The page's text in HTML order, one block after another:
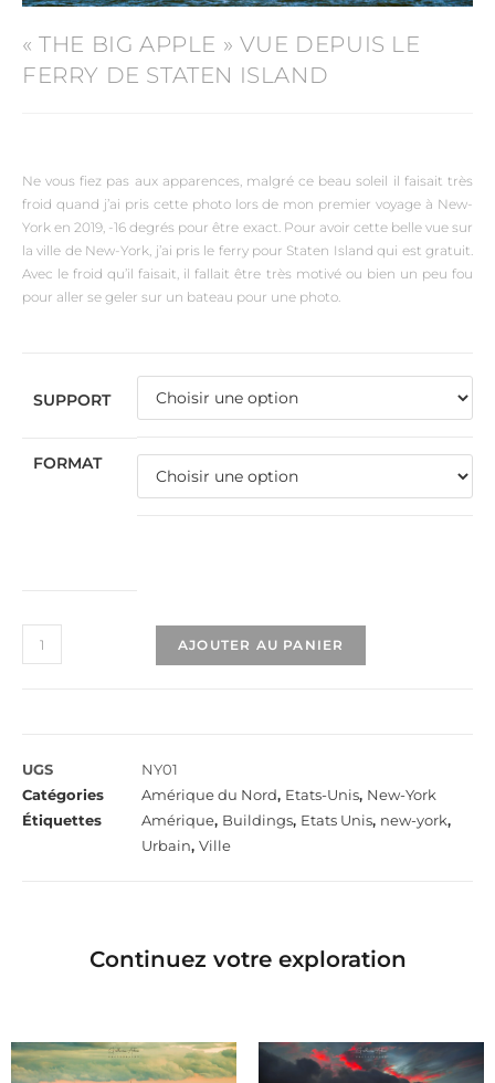
« THE BIG APPLE » VUE DEPUIS LE
FERRY DE STATEN ISLAND
Ne vous fiez pas aux apparences, malgré ce beau soleil il faisait très
froid quand j’ai pris cette photo lors de mon premier voyage à New-
York en 2019, -16 degrés pour être exact. Pour avoir cette belle vue sur
la ville de New-York, j’ai pris le ferry pour Staten Island qui est gratuit.
Avec le froid qu’il faisait, il fallait être très motivé ou bien un peu fou
pour aller se geler sur un bateau pour une photo.
SUPPORT
FORMAT
AJOUTER AU PANIER
UGS
NY01
Catégories
Amérique du Nord, Etats-Unis, New-York
Étiquettes
Amérique, Buildings, Etats Unis, new-york,
Urbain, Ville
Continuez votre exploration